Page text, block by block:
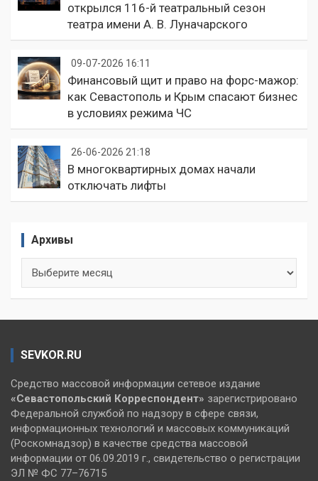
открылся 116-й театральный сезон
театра имени А. В. Луначарского
09-07-2026 16:11
Финансовый щит и право на форс-мажор:
как Севастополь и Крым спасают бизнес
в условиях режима ЧС
26-06-2026 21:18
В многоквартирных домах начали
отключать лифты
Архивы
SEVKOR.RU
Средство массовой информации сетевое издание
«Севастопольский Корреспондент» зарегистрировано
Федеральной службой по надзору в сфере связи,
информационных технологий и массовых коммуникаций
(Роскомнадзор) в качестве средства массовой
информации от 06.09.2019 г., свидетельство о регистрации
ЭЛ № ФС 77–76715